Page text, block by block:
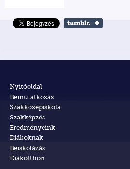
Nyitóoldal
Bemutatkozás
Szakközépiskola
Szakképzés
Eredményeink
Diákoknak
Beiskolázás
Diákotthon